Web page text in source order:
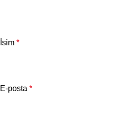
İsim *
E-posta *